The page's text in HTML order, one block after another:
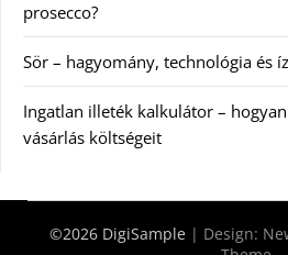
prosecco?
Sör – hagyomány, technológia és
Ingatlan illeték kalkulátor –
vásárlás költségeit
©2026 DigiSample | Design: